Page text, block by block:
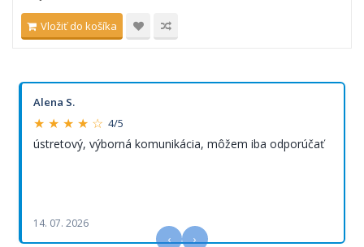
Vložiť do košíka
Alena S.
★ ★ ★ ★ ☆ 4/5
ústretový, výborná komunikácia, môžem iba odporúčať
14. 07. 2026
‹ ›